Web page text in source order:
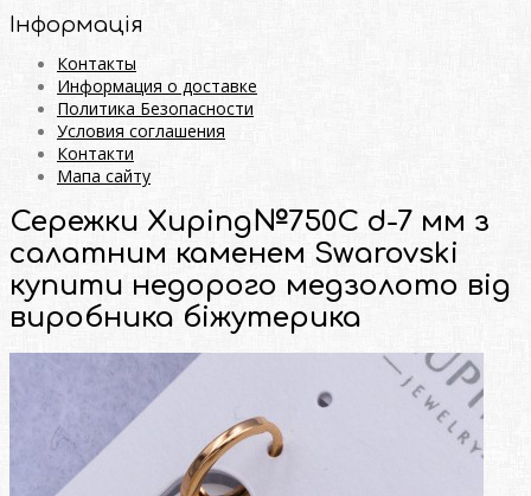
Інформація
Контакты
Информация о доставке
Политика Безопасности
Условия соглашения
Контакти
Мапа сайту
Сережки Xuping№750С d-7 мм з
салатним каменем Swarovski
купити недорого медзолото від
виробника біжутерика